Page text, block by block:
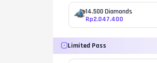
14.500 Diamonds
Rp2.047.400
Limited Pass